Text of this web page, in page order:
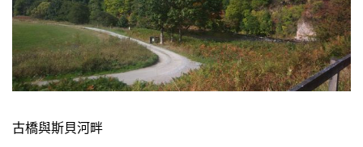
古橋與斯貝河畔